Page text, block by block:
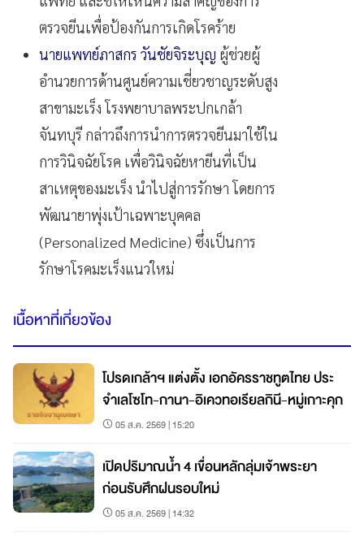
ตรวจยีนเพื่อป้องกันการเกิดโรคร้าย
นายแพทย์ภาสกร วันชัยจิระบุญ ผู้ช่วยผู้
อำนวยการด้านศูนย์ความเชี่ยวชาญระดับสูง
สาขามะเร็ง โรงพยาบาลพระปกเกล้า
จันทบุรี กล่าวถึงการนำการตรวจยีนมาใช้ใน
การวินิจฉัยโรค เพื่อวินิจฉัยหายีนที่เป็น
สาเหตุของมะเร็ง นำไปสู่การรักษา โดยการ
พัฒนายาพุ่งเป้าเฉพาะบุคคล
(Personalized Medicine) ซึ่งเป็นการ
รักษาโรคมะเร็งแนวใหม่
เนื้อหาที่เกี่ยวข้อง
โปรดเกล้าฯ แต่งตั้ง เอกอัครราชทูตไทย ประ
จำเลโซโท-กานา-อิเควทอเรียลกินี-หมู่เกาะคุก
05 ส.ค. 2569 | 15:20
เปิดปริมาณน้ำ 4 เขื่อนหลักลุ่มเจ้าพระยา
ก่อนรับศึกฝนรอบใหม่
05 ส.ค. 2569 | 14:32